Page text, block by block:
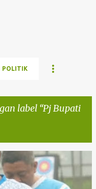
POLITIK
label Pj Bupati